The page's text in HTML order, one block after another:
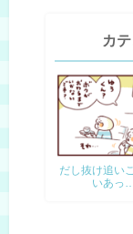
カ
だし抜け追い
いあっ